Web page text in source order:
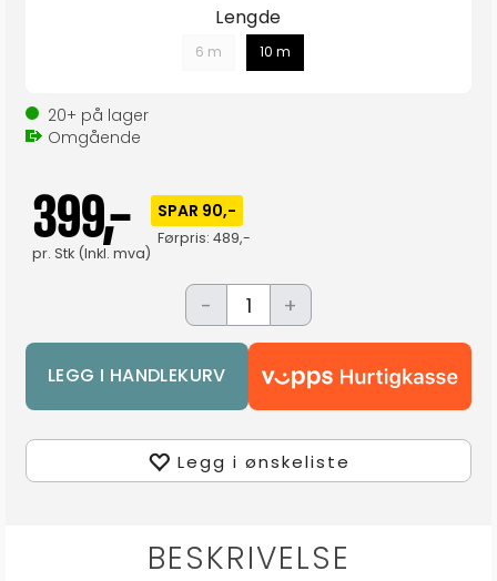
Lengde
6 m 10 m
20+ på lager
Omgående
399,-
pr. Stk (Inkl. mva)
SPAR 90,-
Førpris: 489,-
- +
Legg i ønskeliste
BESKRIVELSE